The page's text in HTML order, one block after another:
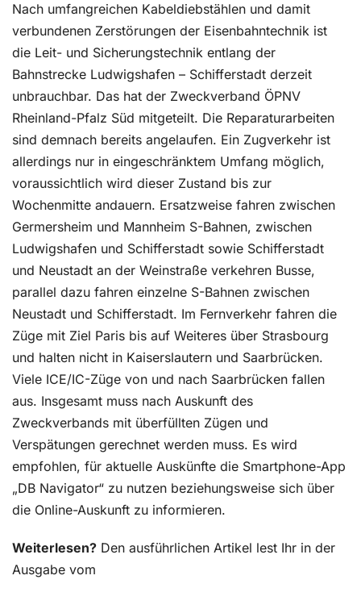
Nach umfangreichen Kabeldiebstählen und damit
verbundenen Zerstörungen der Eisenbahntechnik ist
die Leit- und Sicherungstechnik entlang der
Bahnstrecke Ludwigshafen – Schifferstadt derzeit
unbrauchbar. Das hat der Zweckverband ÖPNV
Rheinland-Pfalz Süd mitgeteilt. Die Reparaturarbeiten
sind demnach bereits angelaufen. Ein Zugverkehr ist
allerdings nur in eingeschränktem Umfang möglich,
voraussichtlich wird dieser Zustand bis zur
Wochenmitte andauern. Ersatzweise fahren zwischen
Germersheim und Mannheim S-Bahnen, zwischen
Ludwigshafen und Schifferstadt sowie Schifferstadt
und Neustadt an der Weinstraße verkehren Busse,
parallel dazu fahren einzelne S-Bahnen zwischen
Neustadt und Schifferstadt. Im Fernverkehr fahren die
Züge mit Ziel Paris bis auf Weiteres über Strasbourg
und halten nicht in Kaiserslautern und Saarbrücken.
Viele ICE/IC-Züge von und nach Saarbrücken fallen
aus. Insgesamt muss nach Auskunft des
Zweckverbands mit überfüllten Zügen und
Verspätungen gerechnet werden muss. Es wird
empfohlen, für aktuelle Auskünfte die Smartphone-App
„DB Navigator“ zu nutzen beziehungsweise sich über
die Online-Auskunft zu informieren.
Weiterlesen? Den ausführlichen Artikel lest Ihr in der
Ausgabe vom